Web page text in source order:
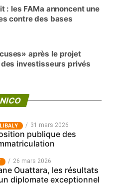
: les FAMa annoncent une
contre des bases
après le projet
des investisseurs privés
31 mars 2026
publique des
26 mars 2026
Ouattara, les résultats
diplomate exceptionnel